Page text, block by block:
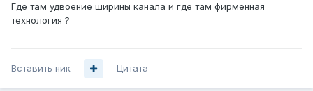
Где там удвоение ширины канала и где там фирменная
технология ?
Вставить ник Цитата